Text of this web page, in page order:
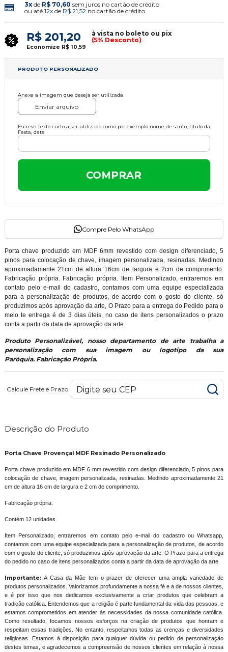
3xde R$ 70,60 sem juros no cartão de crédito
ou até 12xde R$ 21,52no cartão de crédito
R$ 201,20
à vista no boleto ou pix
(5% Desconto)
Economize R$ 10,59
PRODUTO PERSONALIZADO
Anexe a imagem que deseja ser utilizada
Enviar arquivo
Escreva texto curto a ser utilizado como por exemplo nome de santo, título da
Festa, data
COMPRAR
Compre Pelo WhatsApp
Porta chave produzido em MDF 6mm revestido com design diferenciado, 5
pinos para colocação de chave, imagem personalizada, resinadas. Medindo
aproximadamente 21cm de altura 16cm de largura e 2cm de comprimento.
Fabricação própria. Fabricação própria. Item Personalizado, entraremos em
contato pelo e-mail do cadastro, contamos com uma equipe especializada
para a personalização de produtos, de acordo com o gosto do cliente, só
produzimos após aprovação da arte, O Prazo para a entrega do Pedido para o
meio te entrega é de 3 dias úteis, no caso de itens personalizados o prazo
conta a partir da data de aprovação da arte.
Produto Personalizável, nosso departamento de arte trabalha a
personalização com sua imagem ou logotipo da sua
Paróquia. Fabricação Própria.
Calcule Frete e Prazo
Descrição do Produto
Porta Chave Provençal MDF Resinado Personalizado
Porta chave produzido em MDF 6 mm revestido com design diferenciado, 5 pinos para
colocação de chave, imagem personalizada, resinadas. Medindo aproximadamente 21
cm de altura 16 cm de largura e 2 cm de comprimento.
Fabricação própria.
Contém 12 unidades.
Item Personalizado, entraremos em contato pelo e-mail do cadastro ou Whatsapp,
contamos com uma equipe especializada para a personalização de produtos, de acordo
com o gosto do cliente, só produzimos após aprovação da arte. O Prazo para a entrega
do pedido no caso de itens personalizados conta a partir da data de aprovação da arte.
Importante:A Casa da Mãe tem o prazer de oferecer uma ampla variedade de
produtos personalizados. Valorizamos profundamente a nossa fé e a de nossos clientes,
e é por isso que nos dedicamos exclusivamente a criar produtos que celebram a
tradição católica. Entendemos que a religião é parte fundamental da vida das pessoas, e
estamos comprometidos em atender às necessidades da nossa comunidade católica.
Como resultado, focamos nossos esforços na criação de produtos que honram e
respeitam essas tradições. No entanto, respeitamos todas as crenças e diversidades
religiosas. Estamos à disposição para qualquer dúvida ou pedido de personalização
destes temas, e agradecemos a compreensão de nossos clientes em relação à nossa